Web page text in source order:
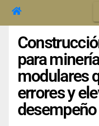
para
modulares
errores y
desempeño